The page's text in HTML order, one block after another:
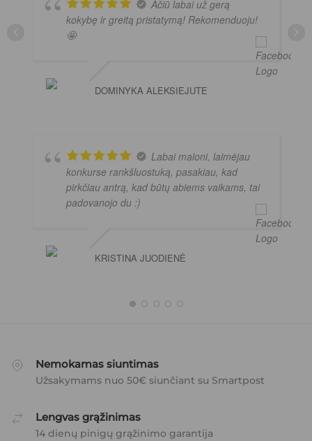
Ačiū labai už gerą
kokybę ir greitą pristatymą! Rekomenduoju!
🤩
DOMINYKA ALEKSIEJUTE
Labai maloni, laimėjau
konkurse rankšluostuką, pasakiau, kad
pirkčiau antrą, kad būtų abiems vaikams, tai
padovanojo du :)
KRISTINA JUODIENĖ
Nemokamas siuntimas
Užsakymams nuo 50€ siunčiant su Smartpost
Lengvas grąžinimas
14 dienų pinigų grąžinimo garantija